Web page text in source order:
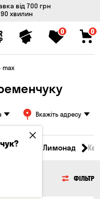
від 700 грн
хвилин
0 0
max
Вкажіть адресу
Вино Лимонад
ФІЛЬТР